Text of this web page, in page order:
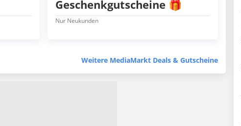
Geschenkgutscheine 🎁
Nur Neukunden
Weitere MediaMarkt Deals & Gutscheine